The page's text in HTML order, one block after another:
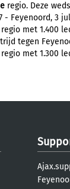
regio. Deze
Feyenoord, 3
regio met 1.400
tegen
regio met 1.300